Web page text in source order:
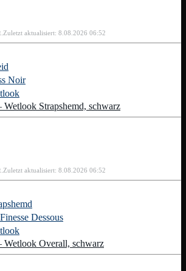
Zuletzt aktualisiert: 8.08.2026 06:52
Noir
Wetlook Strapshemd, schwarz
Zuletzt aktualisiert: 8.08.2026 06:52
Dessous
Wetlook Overall, schwarz